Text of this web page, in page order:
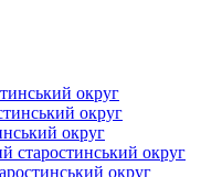
округ
округ
округ
старостинський округ
округ